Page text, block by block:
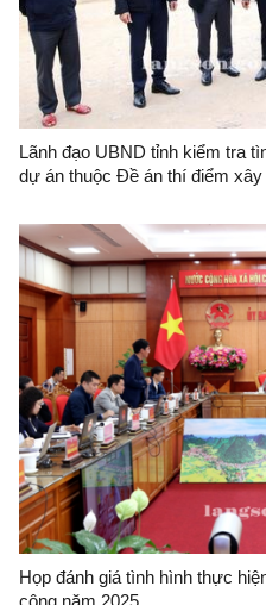
Lãnh đạo UBND tỉnh kiểm tra
dự án thuộc Đề án thí điểm
Họp đánh giá tình hình thực
công năm 2025